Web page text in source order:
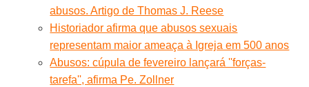
abusos. Artigo de Thomas J. Reese
Historiador afirma que abusos sexuais
representam maior ameaça à Igreja em 500 anos
Abusos: cúpula de fevereiro lançará ''forças-
tarefa'', afirma Pe. Zollner